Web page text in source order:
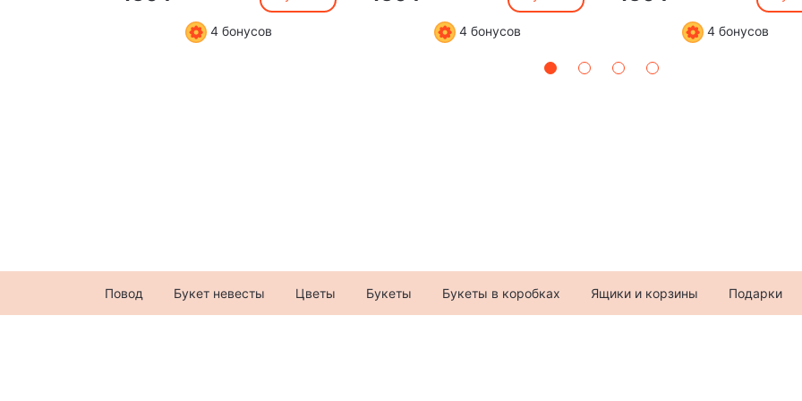
4 бонусов 4 бонусов 4 бонусов
Повод Букет невесты Цветы Букеты Букеты в коробках Ящики и корзины Подарки